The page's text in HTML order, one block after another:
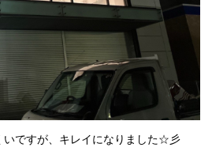
いですが、キレイになりました☆彡